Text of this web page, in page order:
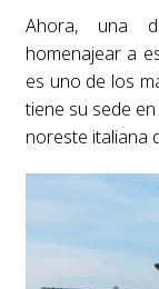
Ahora, una
homenajear a
es uno de los
tiene su sede
noreste italiana